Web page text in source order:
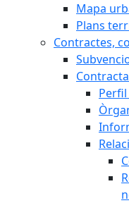
Mapa
Plans
Contractes,